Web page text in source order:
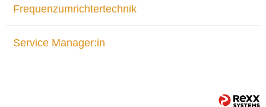
Frequenzumrichtertechnik
Service Manager:in